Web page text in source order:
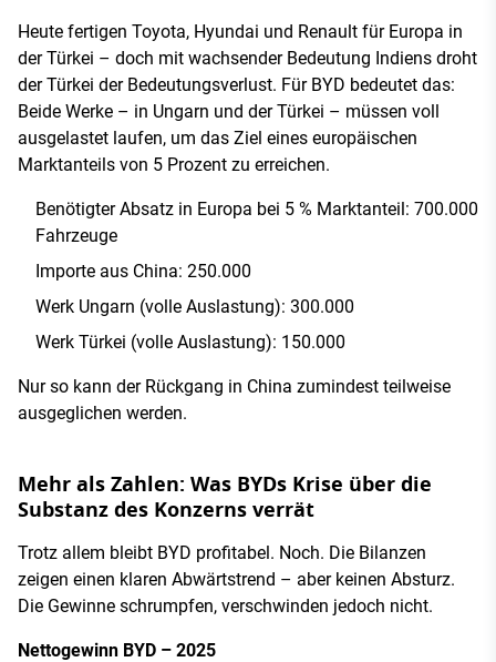
Heute fertigen Toyota, Hyundai und Renault für Europa in
der Türkei – doch mit wachsender Bedeutung Indiens droht
der Türkei der Bedeutungsverlust. Für BYD bedeutet das:
Beide Werke – in Ungarn und der Türkei – müssen voll
ausgelastet laufen, um das Ziel eines europäischen
Marktanteils von 5 Prozent zu erreichen.
Benötigter Absatz in Europa bei 5 % Marktanteil: 700.000
Fahrzeuge
Importe aus China: 250.000
Werk Ungarn (volle Auslastung): 300.000
Werk Türkei (volle Auslastung): 150.000
Nur so kann der Rückgang in China zumindest teilweise
ausgeglichen werden.
Mehr als Zahlen: Was BYDs Krise über die
Substanz des Konzerns verrät
Trotz allem bleibt BYD profitabel. Noch. Die Bilanzen
zeigen einen klaren Abwärtstrend – aber keinen Absturz.
Die Gewinne schrumpfen, verschwinden jedoch nicht.
Nettogewinn BYD – 2025